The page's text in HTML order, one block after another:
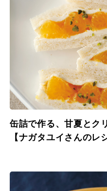
缶詰で作る、甘夏とク
【ナガタユイさんのレ